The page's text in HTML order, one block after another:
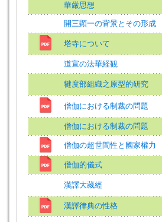
華厳思想
開三顕一の背景とその形成
塔寺について
道宣の法華経観
犍度部組織之原型的研究
僧伽における制裁の問題
僧伽における制裁の問題
僧伽の超世間性と國家權力
僧伽的儀式
漢譯大藏經
漢譯律典の性格